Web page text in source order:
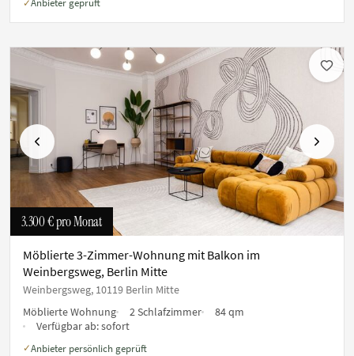
✓Anbieter geprüft
Vorherige Nächste
3.300 €pro Monat
Möblierte 3-Zimmer-Wohnung mit Balkon im
Weinbergsweg, Berlin Mitte
Weinbergsweg, 10119 Berlin Mitte
Möblierte Wohnung
2 Schlafzimmer
84 qm
Verfügbar ab:sofort
✓Anbieter persönlich geprüft